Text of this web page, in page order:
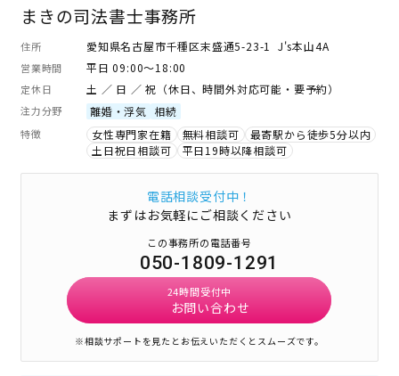
まきの司法書士事務所
住所 愛知県名古屋市千種区末盛通5-23-1 J's本山4A
営業時間 平日 09:00～18:00
定休日 土 ／ 日 ／ 祝（休日、時間外対応可能・要予約）
注力分野 離婚・浮気 相続
特徴 女性専門家在籍 無料相談可
最寄駅から徒歩5分以内
土日祝日相談可
平日19時以降相談可
電話相談受付中！
まずはお気軽にご相談ください
この事務所の電話番号
050-1809-1291
24時間受付中
お問い合わせ
※相談サポートを見たとお伝えいただくとスムーズです。